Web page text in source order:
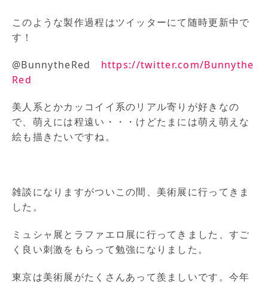
このような製作過程はツイッターにて随時更新中で
す！
@BunnytheRed https://twitter.com/Bunnythe
Red
美人系とかカッコイイ系のリアル寄りが好きなの
で、萌えには程遠い・・・けどたまには萌え萌えな
絵も描きたいですね。
雑談になりますがついこの間、美術展に行ってきま
した。
ミュシャ展とラファエロ展に行ってきました、すご
く良い刺激をもらって勉強になりました。
東京は美術展がたくさんあって羨ましいです。今年